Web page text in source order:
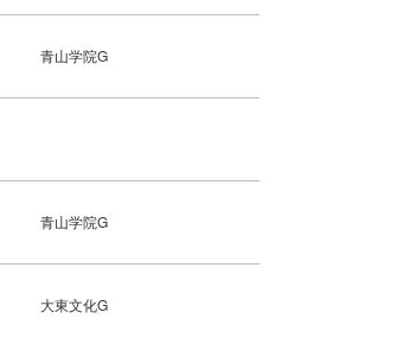
青山学院G
青山学院G
大東文化G